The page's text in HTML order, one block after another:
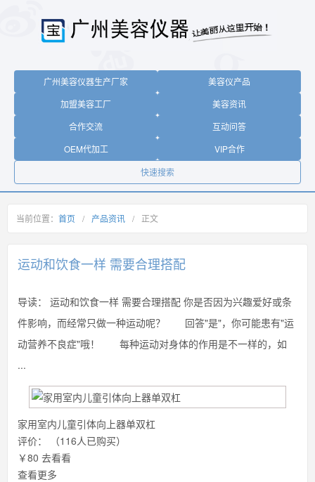
广州美容仪器生产厂家
美容仪产品
加盟美容工厂
美容资讯
合作交流
互动问答
OEM代加工
VIP合作
快速搜索
当前位置： 首页 / 产品资讯 / 正文
运动和饮食一样 需要合理搭配
导读：
运动和饮食一样 需要合理搭配 你是否因为兴趣爱好或条
件影响，而经常只做一种运动呢？ 回答"是"，你可能患有"运
动营养不良症"哦！ 每种运动对身体的作用是不一样的，如
...
家用室内儿童引体向上器单双杠
评价：
（116人已购买）
￥80 去看看
查看更多